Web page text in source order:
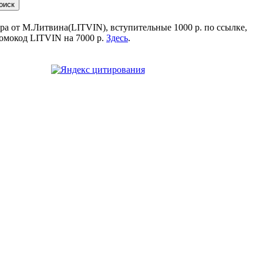
от М.Литвина(LITVIN), вступительные 1000 р. по ссылке,
LITVIN на 7000 р. Здесь.